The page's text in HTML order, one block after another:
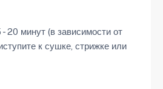
20 минут (в зависимости от
к сушке, стрижке или